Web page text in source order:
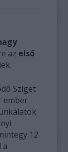
az első
Sziget
ember
12
a